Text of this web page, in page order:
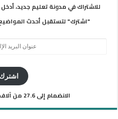
للاشتراك في مدونة تعليم جديد،
"اشترك" لتستقبل أحدث المواضيع
اشترك
الانضمام إلى 27.6 من آلاف المشتركين الآخرين